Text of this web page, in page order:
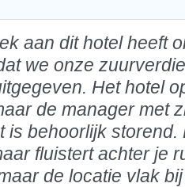
aan dit hotel heeft
we onze
Het hotel
de manager met
is behoorlijk storend.
fluistert achter je
de locatie vlak